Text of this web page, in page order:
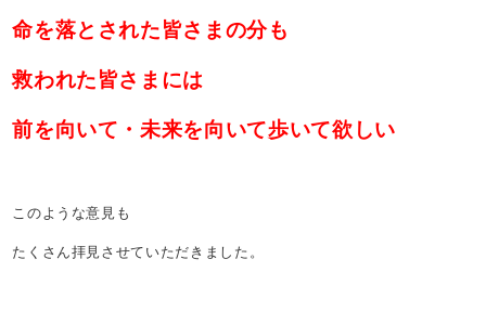
命を落とされた皆さまの分も
救われた皆さまには
前を向いて・未来を向いて歩いて欲しい
このような意見も
たくさん拝見させていただきました。